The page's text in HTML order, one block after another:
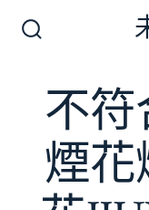
切
換
開
關不
煙花